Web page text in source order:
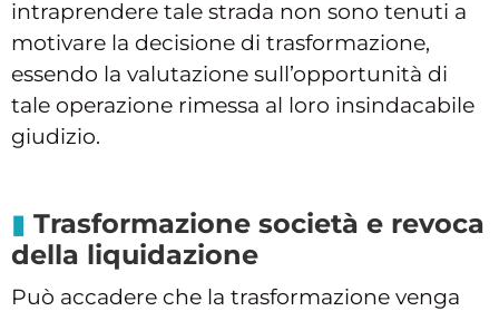
intraprendere tale strada non sono tenuti a
motivare la decisione di trasformazione,
essendo la valutazione sull’opportunità di
tale operazione rimessa al loro insindacabile
giudizio.
Trasformazione società e revoca
della liquidazione
Può accadere che la trasformazione venga